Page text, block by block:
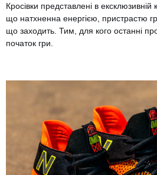
Кросівки представлені в ексклюзивній
що натхненна енергією, пристрастю
що заходить. Тим, для кого останні
початок гри.